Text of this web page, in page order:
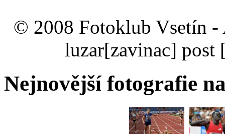
© 2008 Fotoklub Vsetín -
luzar[zavinac] post
Nejnovější fotografie